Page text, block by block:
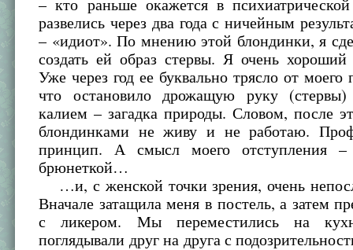
– кто раньше окажется в
развелись через два года с ничейным
– «идиот». По мнению этой блондинки, я
создать ей образ стервы. Я очень
Уже через год ее буквально трясло от моего
что остановило дрожащую руку
калием – загадка природы. Словом, после
блондинками не живу и не работаю.
принцип. А смысл моего отступления
брюнеткой…
…и, с женской точки зрения, очень
Вначале затащила меня в постель, а затем
с ликером. Мы переместились на
поглядывали друг на друга с